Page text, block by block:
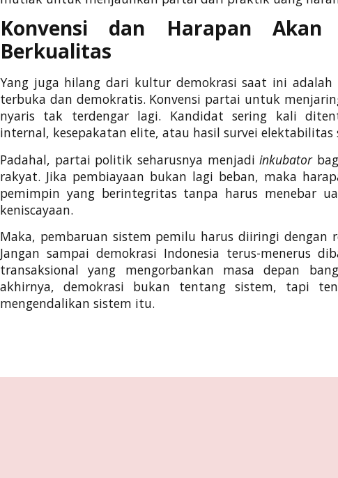
Konvensi dan Harapan Akan
Berkualitas
Yang juga hilang dari kultur demokrasi saat ini adalah
terbuka dan demokratis. Konvensi partai untuk
nyaris tak terdengar lagi. Kandidat sering kali
internal, kesepakatan elite, atau hasil survei elektabilitas
Padahal, partai politik seharusnya menjadiinkubator
rakyat. Jika pembiayaan bukan lagi beban, maka
pemimpin yang berintegritas tanpa harus menebar
keniscayaan.
Maka, pembaruan sistem pemilu harus diiringi dengan
Jangan sampai demokrasi Indonesia terus-menerus
transaksional yang mengorbankan masa depan
akhirnya, demokrasi bukan tentang sistem, tapi
mengendalikan sistem itu.